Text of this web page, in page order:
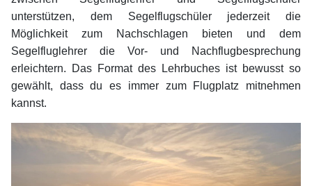
unterstützen, dem Segelflugschüler jederzeit die
Möglichkeit zum Nachschlagen bieten und dem
Segelfluglehrer die Vor- und Nachflugbesprechung
erleichtern. Das Format des Lehrbuches ist bewusst so
gewählt, dass du es immer zum Flugplatz mitnehmen
kannst.